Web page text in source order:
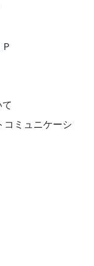
コミュニケーシ